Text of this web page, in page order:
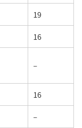
19
16
–
16
–